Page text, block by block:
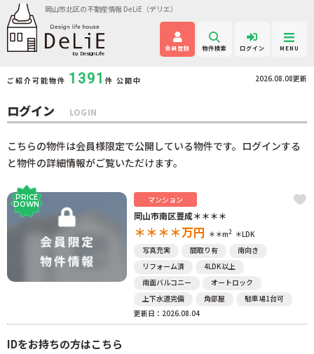
岡山市北区の不動産情報 DeLiE（デリエ）
会員登録 物件検索 ログイン MENU
ご紹介可能物件 1391 件 公開中 2026.08.08更新
ログイン LOGIN
こちらの物件は会員様限定で公開している物件です。ログインする
と物件の詳細情報がご覧いただけます。
PRICE
DOWN マンション
岡山市南区豊成＊＊＊＊
＊＊＊＊万円 ＊＊m2 ＊LDK
写真充実
間取り有
南向き
リフォーム済
4LDK以上
南面バルコニー
オートロック
上下水道完備
角部屋
駐車場1台可
更新日：2026.08.04
IDをお持ちの方はこちら